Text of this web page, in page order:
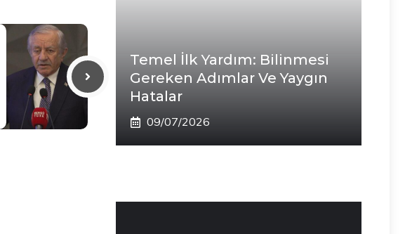
Temel İlk Yardım: Bilinmesi
Gereken Adımlar Ve Yaygın
Hatalar
09/07/2026